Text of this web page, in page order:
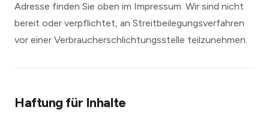
Adresse finden Sie oben im Impressum. Wir sind nicht
bereit oder verpflichtet, an Streitbeilegungsverfahren
vor einer Verbraucherschlichtungsstelle teilzunehmen.
Haftung für Inhalte